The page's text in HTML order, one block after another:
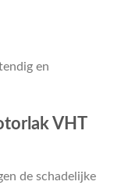
en
VHT
de schadelijke